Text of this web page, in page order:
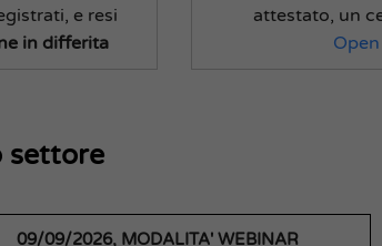
e resi
in differita
attestato, un
settore
09/09/2026, MODALITA' WEBINAR